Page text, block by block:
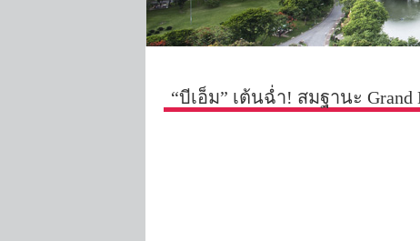
“บีเอ็ม” เต้นฉ่ำ! สมฐานะ